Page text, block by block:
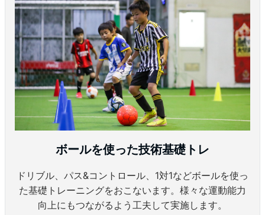
ボールを使った技術基礎トレ
ドリブル、パス&コントロール、1対1などボールを使っ
た基礎トレーニングをおこないます。様々な運動能力
向上にもつながるよう工夫して実施します。